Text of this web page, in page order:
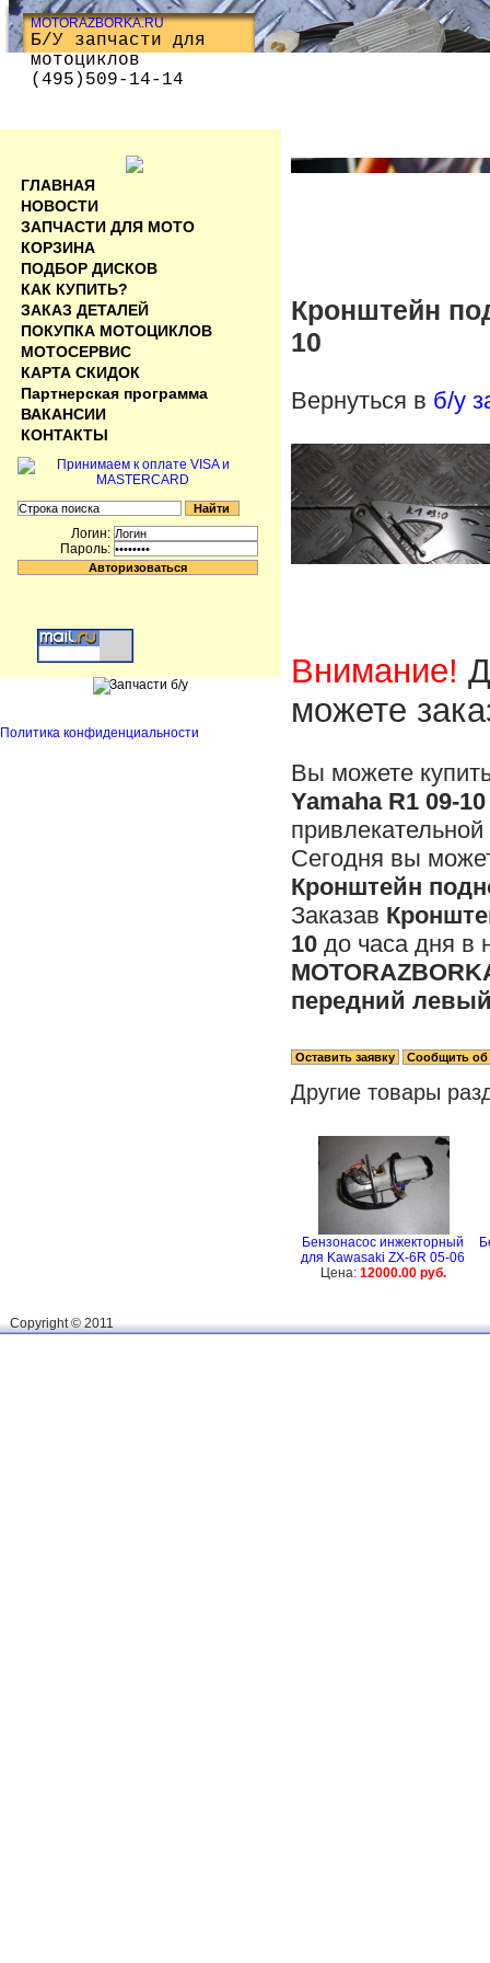
MOTORAZBORKA.RU
Б/У запчасти для
мотоциклов
(495)509-14-14
Кронштейн
10
Вернуться в б/у
Внимание!
можете
Вы можете
Yamaha R1 09-10
Сегодня вы
Кронштейн
Заказав
10 до часа дня в
передний
Другие товары
Бензонасос инжекторный
для Kawasaki ZX-6R 05-06
Цена: 12000.00 руб.
ГЛАВНАЯ
НОВОСТИ
ЗАПЧАСТИ ДЛЯ МОТО
КОРЗИНА
ПОДБОР ДИСКОВ
КАК КУПИТЬ?
ЗАКАЗ ДЕТАЛЕЙ
ПОКУПКА МОТОЦИКЛОВ
МОТОСЕРВИС
КАРТА СКИДОК
Партнерская программа
ВАКАНСИИ
КОНТАКТЫ
Логин:
Пароль:
Политика конфиденциальности
Сopyright © 2011